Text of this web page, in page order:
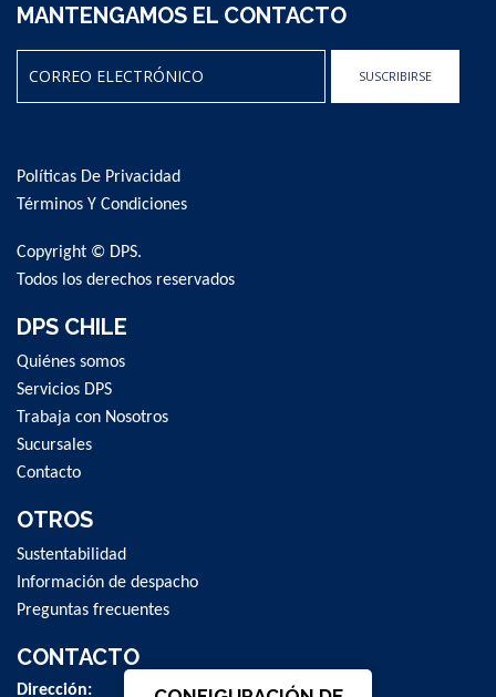
MANTENGAMOS EL CONTACTO
Our
Newsletter:
SUSCRIBIRSE
Políticas De Privacidad
Términos Y Condiciones
Copyright © DPS.
Todos los derechos reservados
DPS CHILE
Quiénes somos
Servicios DPS
Trabaja con Nosotros
Sucursales
Contacto
OTROS
Sustentabilidad
Información de despacho
Preguntas frecuentes
CONTACTO
Dirección: